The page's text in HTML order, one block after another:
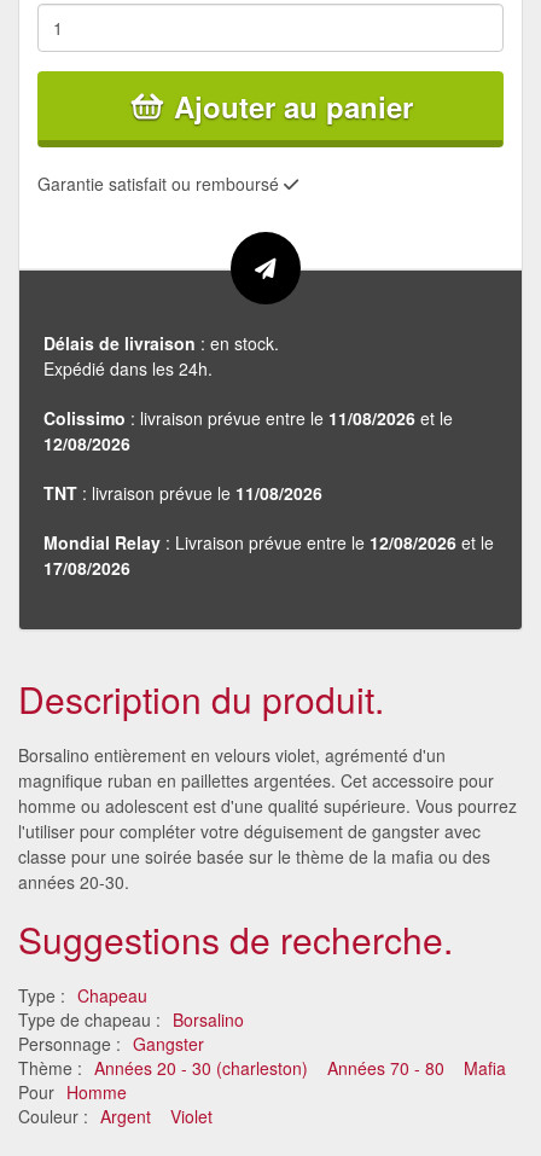
Ajouter au panier
Garantie satisfait ou remboursé
Délais de livraison : en stock.
Expédié dans les 24h.
Colissimo : livraison prévue entre le 11/08/2026 et le
12/08/2026
TNT : livraison prévue le 11/08/2026
Mondial Relay : Livraison prévue entre le 12/08/2026 et le
17/08/2026
Description du produit.
Borsalino entièrement en velours violet, agrémenté d'un
magnifique ruban en paillettes argentées. Cet accessoire pour
homme ou adolescent est d'une qualité supérieure. Vous pourrez
l'utiliser pour compléter votre déguisement de gangster avec
classe pour une soirée basée sur le thème de la mafia ou des
années 20-30.
Suggestions de recherche.
Type : Chapeau
Type de chapeau : Borsalino
Personnage : Gangster
Thème : Années 20 - 30 (charleston) Années 70 - 80
Mafia
Pour Homme
Couleur : Argent Violet